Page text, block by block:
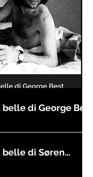
di George Best
belle di Søren